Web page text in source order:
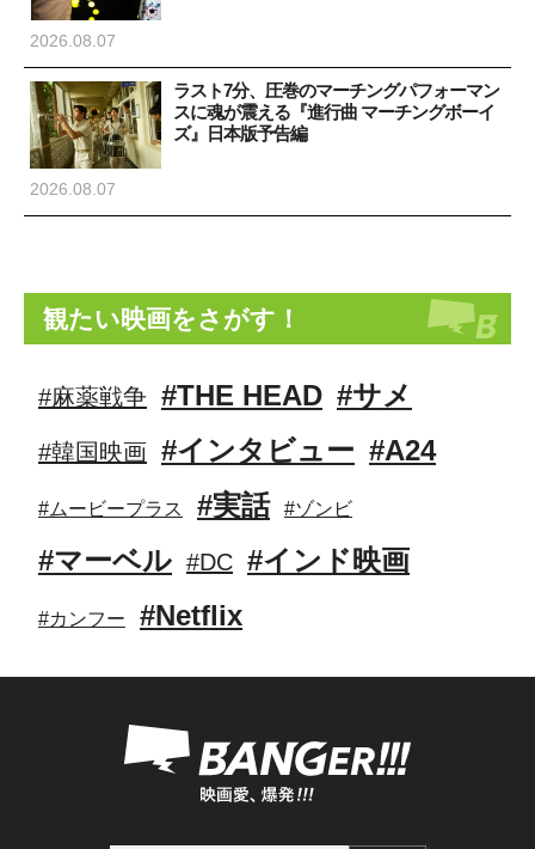
2026.08.07
ラスト7分、圧巻のマーチングパフォーマン
スに魂が震える『進行曲 マーチングボーイ
ズ』日本版予告編
2026.08.07
観たい映画をさがす！
#麻薬戦争 #THE HEAD #サメ
#韓国映画 #インタビュー #A24
#ムービープラス #実話 #ゾンビ
#マーベル #DC #インド映画
#カンフー #Netflix